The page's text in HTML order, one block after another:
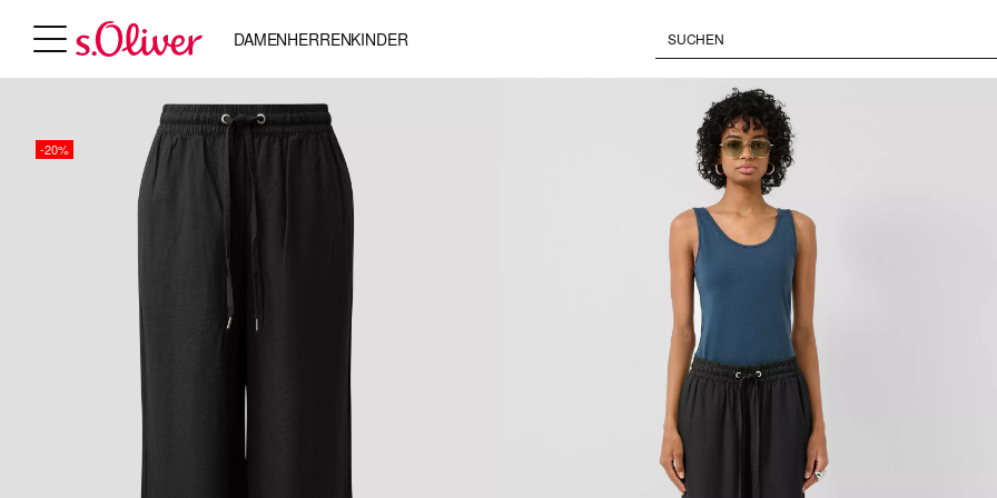
DAMENHERRENKINDER
-20%